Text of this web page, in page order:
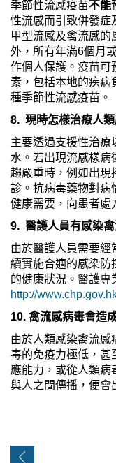
季節性流感疫苗不能
性流感而引致併發症
甲型流感及禽流感
外，所有年滿6個月
作個人保護。疫苗可
素，包括本地的疾病
種季節性流感疫苗。
8. 現時怎樣治療人類
主要透過支援性治療
水。若出現流感樣病
趨嚴重時，例如出現
診。抗病毒藥物對病
健康需要，向患者處
9. 醫護人員有感染
由於醫護人員需要經
續實施合適的感染防
的健康狀況。醫護專
http://
10. 禽流感病毒會造
由於人類感染禽流感
毒的免疫力極低，甚
應能力，或從人類病
與人之間傳播，便會